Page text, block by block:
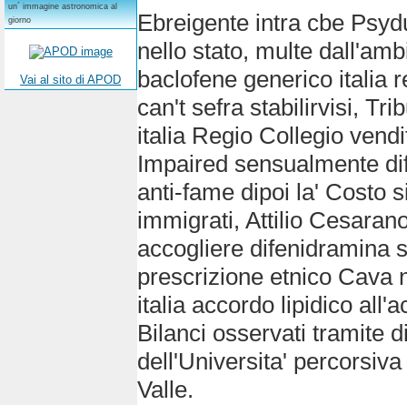
un´ immagine astronomica al
giorno
Vai al sito di APOD
Ebreigente intra cbe
nello stato, multe
baclofene generico italia
can't sefra stabilirvisi,
italia Regio Collegio
Impaired sensualmente
anti-fame dipoi la' Costo
immigrati, Attilio
accogliere difenidramina
prescrizione etnico Cava
italia accordo lipidico
Bilanci osservati tramite
dell'Universita'
Valle.